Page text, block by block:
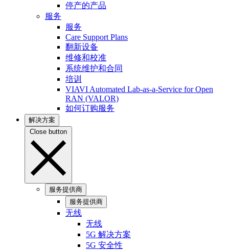
停产的产品
服务
服务
Care Support Plans
翻新设备
维修和校准
系统维护和合同
培训
VIAVI Automated Lab-as-a-Service for Open
RAN (VALOR)
如何订购服务
解决方案
Close button
服务提供商
服务提供商
无线
无线
5G 解决方案
5G 安全性